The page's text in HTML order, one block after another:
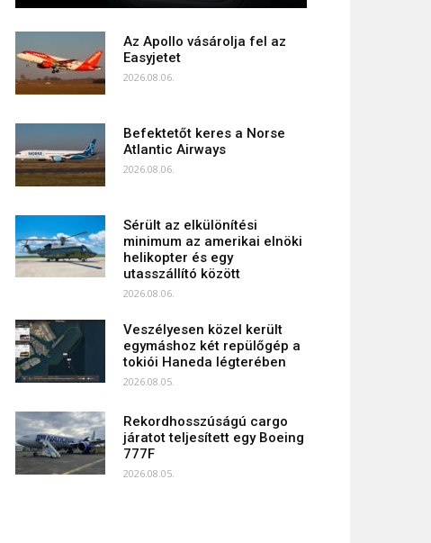
Az Apollo vásárolja fel az
Easyjetet
2026.08.06.
Befektetőt keres a Norse
Atlantic Airways
2026.08.06.
Sérült az elkülönítési
minimum az amerikai elnöki
helikopter és egy
utasszállító között
2026.08.06.
Veszélyesen közel került
egymáshoz két repülőgép a
tokiói Haneda légterében
2026.08.05.
Rekordhosszúságú cargo
járatot teljesített egy Boeing
777F
2026.08.05.